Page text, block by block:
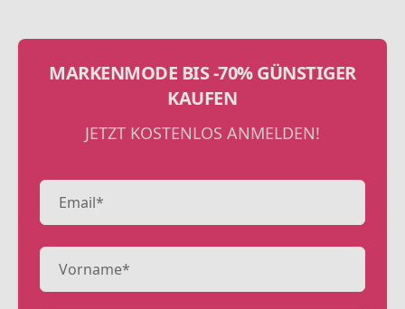
MARKENMODE BIS -70% GÜNSTIGER
KAUFEN
JETZT KOSTENLOS ANMELDEN!